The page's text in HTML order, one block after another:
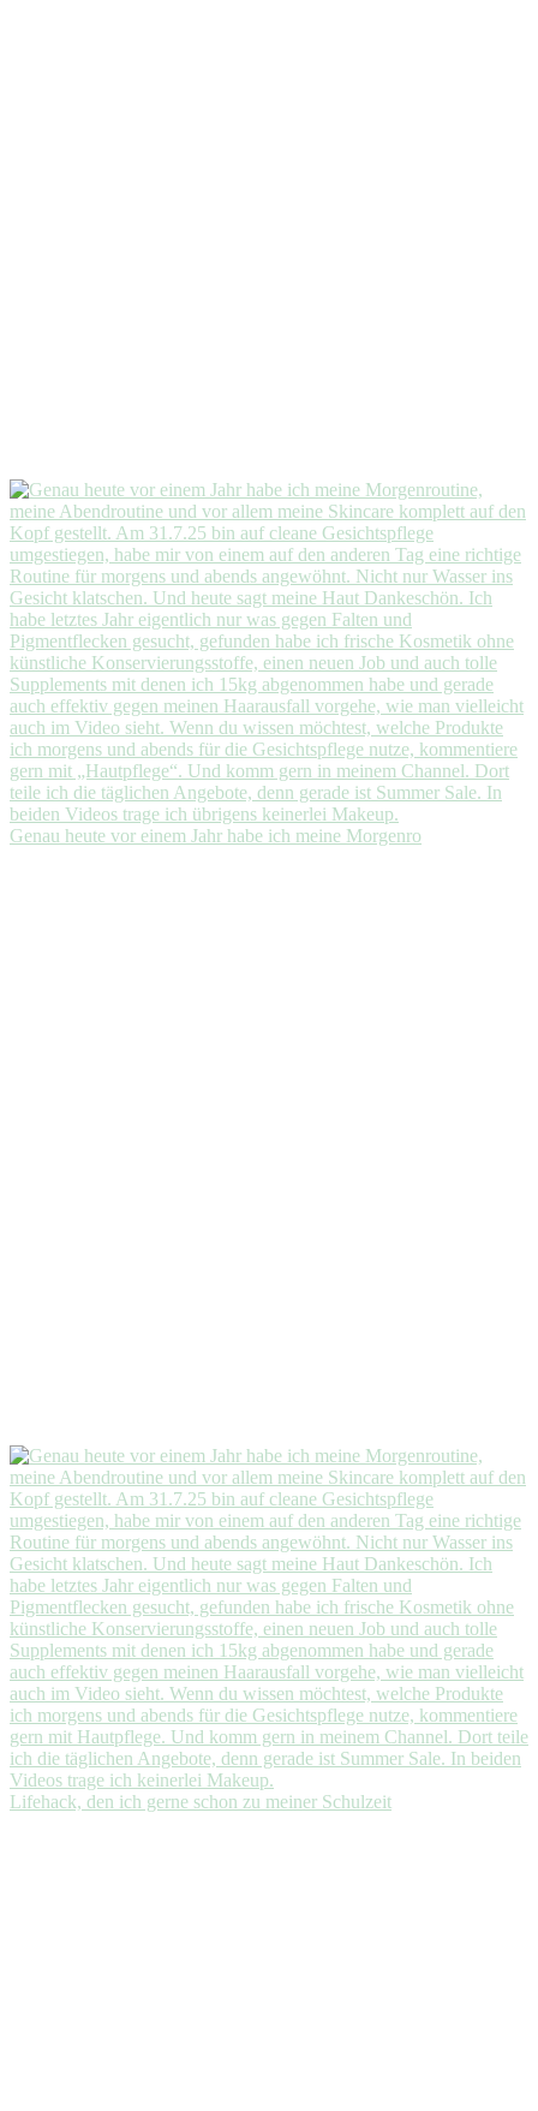
Genau heute vor einem Jahr habe ich meine Morgenro
Lifehack, den ich gerne schon zu meiner Schulzeit